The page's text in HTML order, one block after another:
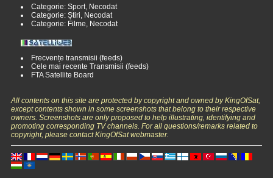
Categorie: Sport, Necodat
Categorie: Știri, Necodat
Categorie: Filme, Necodat
Frecvențe transmisii (feeds)
Cele mai recente Transmisii (feeds)
FTA Satellite Board
All contents on this site are protected by copyright and owned by KingOfSat,
except contents shown in some screenshots that belong to their respective
owners. Screenshots are only proposed to help illustrating, identifying and
promoting corresponding TV channels. For all questions/remarks related to
copyright, please contact KingOfSat webmaster.